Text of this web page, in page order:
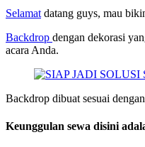
Selamat datang guys, mau
Backdrop dengan dekorasi
acara Anda.
Backdrop dibuat sesuai
Keunggulan sewa disini